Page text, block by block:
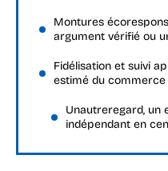
Montures
argument vérifié ou
Fidélisation et suivi
estimé du
Unautreregard, un
indépendant en